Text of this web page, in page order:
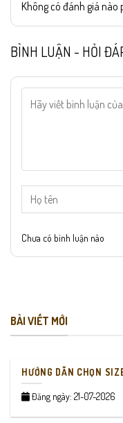
Không có đánh giá nào
BÌNH LUẬN - HỎI
Chưa có bình luận nào
BÀI VIẾT MỚI
HƯỚNG DẪN CHỌN
Đăng ngày: 21-07-2026